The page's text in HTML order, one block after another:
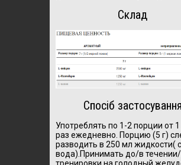
Склад
Спосіб застосування
Употреблять по 1-2 порции от
раз ежедневно. Порцию (5 г)
разводить в 250 мл жидкости(
вода).Принимать до/в